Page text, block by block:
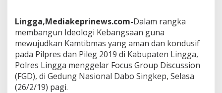
G
e
l
a
r
F
G
Lingga,Mediakeprinews.com-Dalam rangka
membangun Ideologi Kebangsaan guna
mewujudkan Kamtibmas yang aman dan kondusif
pada Pilpres dan Pileg 2019 di Kabupaten Lingga,
Polres Lingga menggelar Focus Group Discussion
(FGD), di Gedung Nasional Dabo Singkep, Selasa
(26/2/19) pagi.